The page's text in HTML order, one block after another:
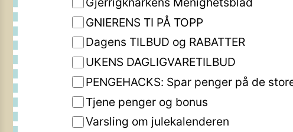
GNIERENS TI PÅ TOPP
Dagens TILBUD og RABATTER
UKENS DAGLIGVARETILBUD
PENGEHACKS: Spar penger på de
Tjene penger og bonus
Varsling om julekalenderen